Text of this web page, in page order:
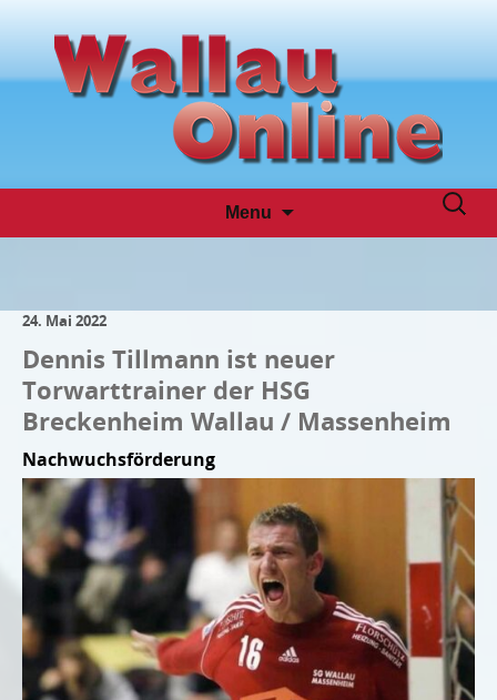
Menu
Suchen
24. Mai 2022
Dennis Tillmann ist neuer
Torwarttrainer der HSG
Breckenheim Wallau / Massenheim
Nachwuchsförderung